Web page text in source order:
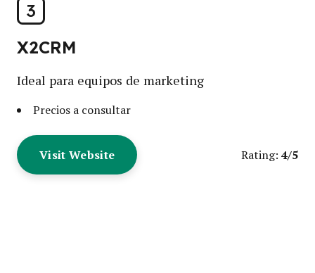
3
X2CRM
Ideal para equipos de marketing
Precios a consultar
Visit Website Rating: 4/5